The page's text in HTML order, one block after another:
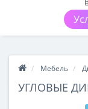
Мебель
УГЛОВЫЕ